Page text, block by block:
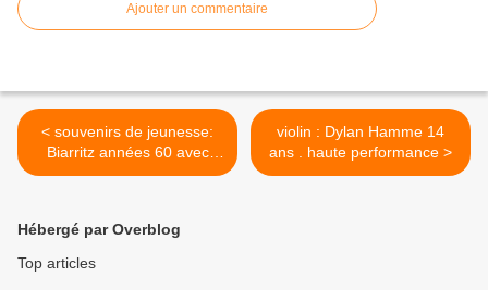
Ajouter un commentaire
< souvenirs de jeunesse:
Biarritz années 60 avec
Serafim Sitnikov
violin : Dylan Hamme 14
ans . haute performance >
Hébergé par Overblog
Top articles